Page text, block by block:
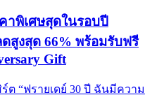
าพิเศษสุดในรอบปี
ดสูงสุด 66% พร้อมรับฟรี
Gift